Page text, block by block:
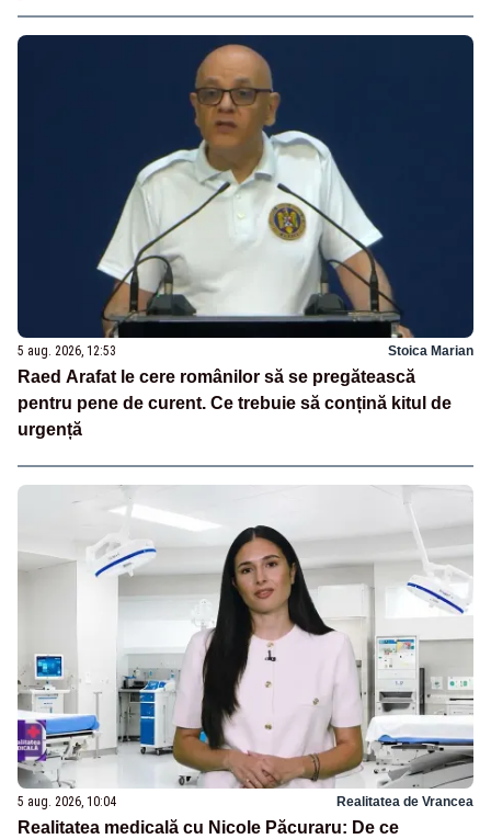
5 aug. 2026, 12:53 Stoica Marian
Raed Arafat le cere românilor să se pregătească
pentru pene de curent. Ce trebuie să conțină kitul de
urgență
5 aug. 2026, 10:04 Realitatea de Vrancea
Realitatea medicală cu Nicole Păcuraru: De ce